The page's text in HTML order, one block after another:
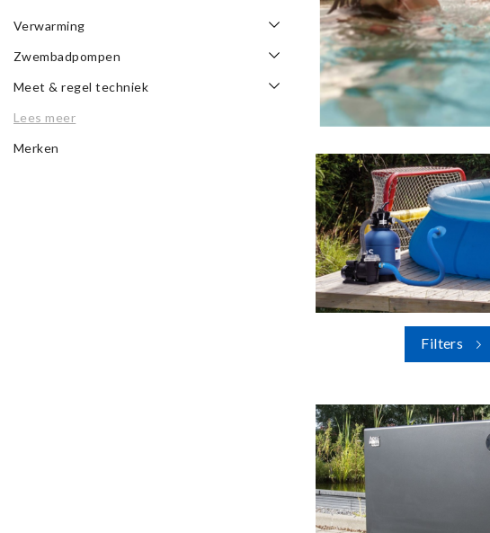
Verwarming
Zwembadpompen
Meet & regel techniek
Lees meer
Merken
Filters